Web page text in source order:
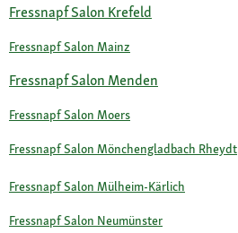
Fressnapf Salon Krefeld
Fressnapf Salon Mainz
Fressnapf Salon Menden
Fressnapf Salon Moers
Fressnapf Salon Mönchengladbach Rheydt
Fressnapf Salon Mülheim-Kärlich
Fressnapf Salon Neumünster